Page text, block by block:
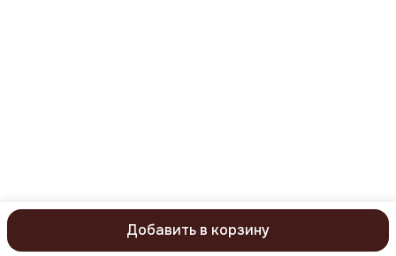
Добавить в корзину
ⓒ KristallerPro 2026. Все права защищеныПолитика